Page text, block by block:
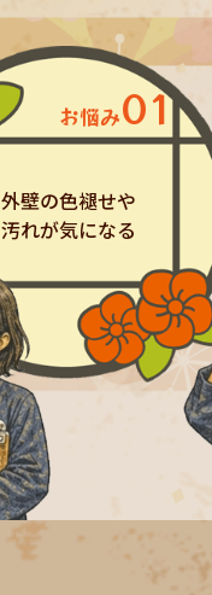
お悩み01
外壁の色褪せや
汚れが気になる